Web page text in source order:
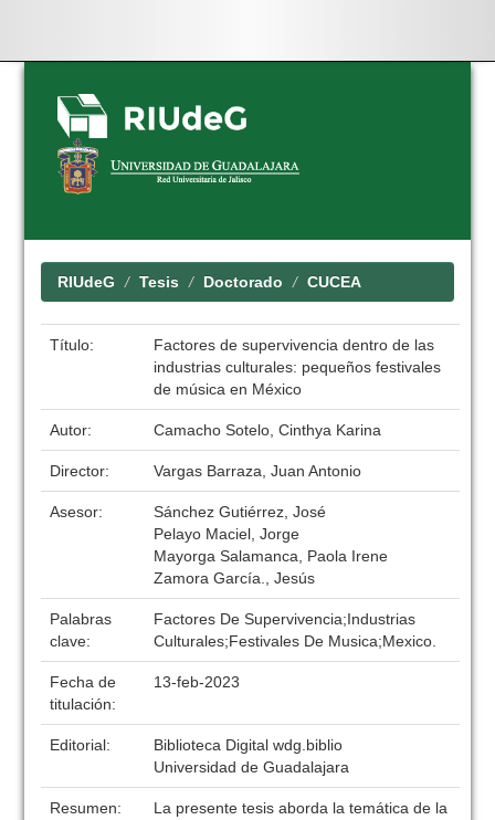
Skip
navigation
RIUdeG Tesis Doctorado CUCEA
Título:
Factores de supervivencia dentro de las
industrias culturales: pequeños festivales
de música en México
Autor: Camacho Sotelo, Cinthya Karina
Director: Vargas Barraza, Juan Antonio
Asesor:
Sánchez Gutiérrez, José
Pelayo Maciel, Jorge
Mayorga Salamanca, Paola Irene
Zamora García., Jesús
Palabras
clave:
Factores De Supervivencia;Industrias
Culturales;Festivales De Musica;Mexico.
Fecha de
titulación:
13-feb-2023
Editorial:
Biblioteca Digital wdg.biblio
Universidad de Guadalajara
Resumen:
La presente tesis aborda la temática de la